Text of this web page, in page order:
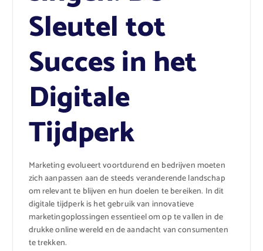
Sleutel tot
Succes in het
Digitale
Tijdperk
Marketing evolueert voortdurend en bedrijven moeten
zich aanpassen aan de steeds veranderende landschap
om relevant te blijven en hun doelen te bereiken. In dit
digitale tijdperk is het gebruik van innovatieve
marketingoplossingen essentieel om op te vallen in de
drukke online wereld en de aandacht van consumenten
te trekken.